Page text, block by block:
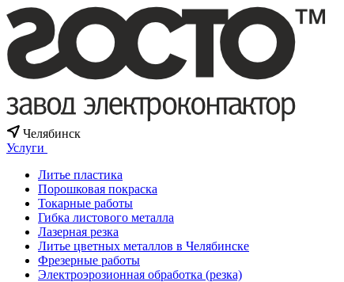
Челябинск
Услуги
Литье пластика
Порошковая покраска
Токарные работы
Гибка листового металла
Лазерная резка
Литье цветных металлов в Челябинске
Фрезерные работы
Электроэрозионная обработка (резка)